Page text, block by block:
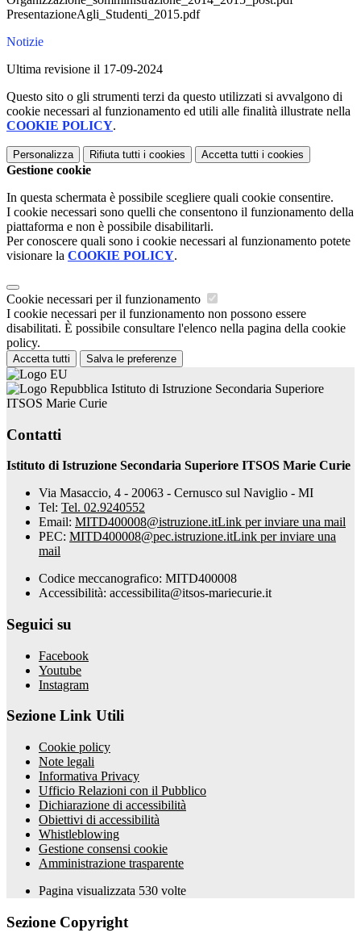
PresentazioneAgli_Studenti_2015.pdf
Notizie
Ultima revisione il 17-09-2024
Questo sito o gli strumenti terzi da questo utilizzati si avvalgono di
cookie necessari al funzionamento ed utili alle finalità illustrate nella
COOKIE POLICY.
Personalizza Rifiuta tutti i cookies Accetta tutti i cookies
Gestione cookie
In questa schermata è possibile scegliere quali cookie consentire.
I cookie necessari sono quelli che consentono il funzionamento della
piattaforma e non è possibile disabilitarli.
Per conoscere quali sono i cookie necessari al funzionamento potete
visionare la COOKIE POLICY.
Cookie necessari per il funzionamento
I cookie necessari per il funzionamento non possono essere
disabilitati. È possibile consultare l'elenco nella pagina della cookie
policy.
Accetta tutti Salva le preferenze
Istituto di Istruzione Secondaria Superiore
ITSOS Marie Curie
Contatti
Istituto di Istruzione Secondaria Superiore ITSOS Marie Curie
Via Masaccio, 4 - 20063 - Cernusco sul Naviglio - MI
Tel: Tel. 02.9240552
Email: MITD400008@istruzione.itLink per inviare una mail
PEC: MITD400008@pec.istruzione.itLink per inviare una
mail
Codice meccanografico: MITD400008
Accessibilità: accessibilita@itsos-mariecurie.it
Seguici su
Facebook
Youtube
Instagram
Sezione Link Utili
Cookie policy
Note legali
Informativa Privacy
Ufficio Relazioni con il Pubblico
Dichiarazione di accessibilità
Obiettivi di accessibilità
Whistleblowing
Gestione consensi cookie
Amministrazione trasparente
Pagina visualizzata 530 volte
Sezione Copyright